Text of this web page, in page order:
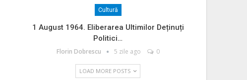
Cultură
1 August 1964. Eliberarea Ultimilor Deținuți
Politici…
Florin Dobrescu 5 zile ago 0
LOAD MORE POSTS